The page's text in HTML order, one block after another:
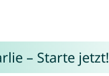
– Starte jetzt!